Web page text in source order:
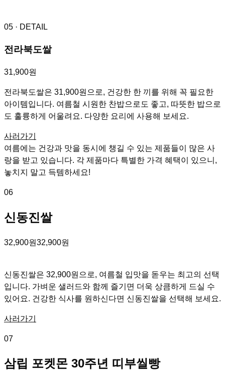
05 · DETAIL
전라북도쌀
31,900원
전라북도쌀은 31,900원으로, 건강한 한 끼를 위해 꼭 필요한
아이템입니다. 여름철 시원한 찬밥으로도 좋고, 따뜻한 밥으로
도 훌륭하게 어울려요. 다양한 요리에 사용해 보세요.
사러가기
여름에는 건강과 맛을 동시에 챙길 수 있는 제품들이 많은 사
랑을 받고 있습니다. 각 제품마다 특별한 가격 혜택이 있으니,
놓치지 말고 득템하세요!
06
신동진쌀
32,900원32,900원
신동진쌀은 32,900원으로, 여름철 입맛을 돋우는 최고의 선택
입니다. 가벼운 샐러드와 함께 즐기면 더욱 상큼하게 드실 수
있어요. 건강한 식사를 원하신다면 신동진쌀을 선택해 보세요.
사러가기
07
삼립 포켓몬 30주년 띠부씰빵